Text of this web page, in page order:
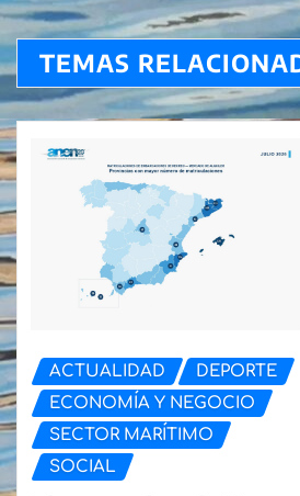
TEMAS
ACTUALIDAD
DEPORTE
ECONOMÍA Y NEGOCIO
SECTOR MARÍTIMO
SOCIAL